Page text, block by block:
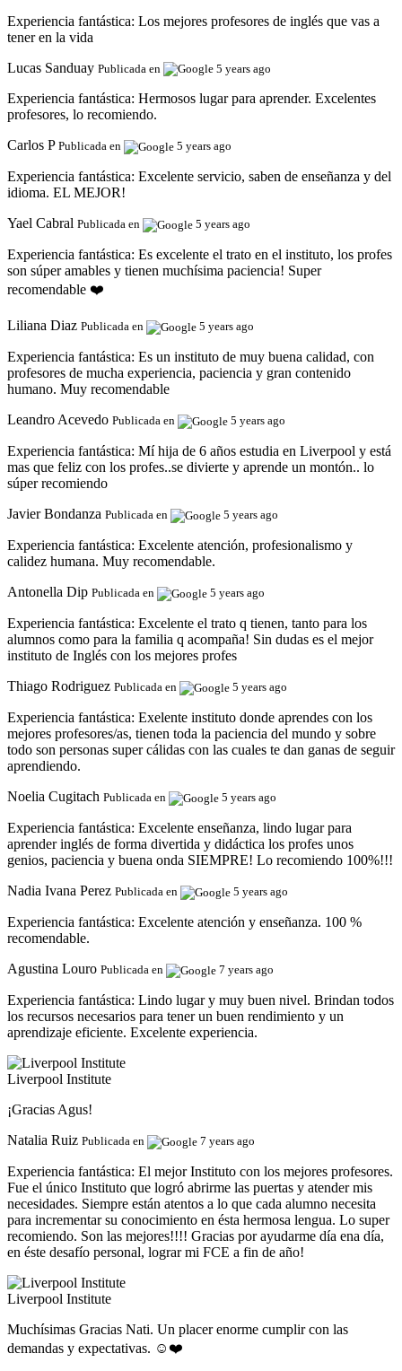
Experiencia fantástica: Los mejores profesores de inglés que vas a
tener en la vida
Lucas Sanduay Publicada en 5 years ago
Experiencia fantástica: Hermosos lugar para aprender. Excelentes
profesores, lo recomiendo.
Carlos P Publicada en 5 years ago
Experiencia fantástica: Excelente servicio, saben de enseñanza y del
idioma. EL MEJOR!
Yael Cabral Publicada en 5 years ago
Experiencia fantástica: Es excelente el trato en el instituto, los profes
son súper amables y tienen muchísima paciencia! Super
recomendable ❤️
Liliana Diaz Publicada en 5 years ago
Experiencia fantástica: Es un instituto de muy buena calidad, con
profesores de mucha experiencia, paciencia y gran contenido
humano. Muy recomendable
Leandro Acevedo Publicada en 5 years ago
Experiencia fantástica: Mí hija de 6 años estudia en Liverpool y está
mas que feliz con los profes..se divierte y aprende un montón.. lo
súper recomiendo
Javier Bondanza Publicada en 5 years ago
Experiencia fantástica: Excelente atención, profesionalismo y
calidez humana. Muy recomendable.
Antonella Dip Publicada en 5 years ago
Experiencia fantástica: Excelente el trato q tienen, tanto para los
alumnos como para la familia q acompaña! Sin dudas es el mejor
instituto de Inglés con los mejores profes
Thiago Rodriguez Publicada en 5 years ago
Experiencia fantástica: Exelente instituto donde aprendes con los
mejores profesores/as, tienen toda la paciencia del mundo y sobre
todo son personas super cálidas con las cuales te dan ganas de seguir
aprendiendo.
Noelia Cugitach Publicada en 5 years ago
Experiencia fantástica: Excelente enseñanza, lindo lugar para
aprender inglés de forma divertida y didáctica los profes unos
genios, paciencia y buena onda SIEMPRE! Lo recomiendo 100%!!!
Nadia Ivana Perez Publicada en 5 years ago
Experiencia fantástica: Excelente atención y enseñanza. 100 %
recomendable.
Agustina Louro Publicada en 7 years ago
Experiencia fantástica: Lindo lugar y muy buen nivel. Brindan todos
los recursos necesarios para tener un buen rendimiento y un
aprendizaje eficiente. Excelente experiencia.
Liverpool Institute
¡Gracias Agus!
Natalia Ruiz Publicada en 7 years ago
Experiencia fantástica: El mejor Instituto con los mejores profesores.
Fue el único Instituto que logró abrirme las puertas y atender mis
necesidades. Siempre están atentos a lo que cada alumno necesita
para incrementar su conocimiento en ésta hermosa lengua. Lo super
recomiendo. Son las mejores!!!! Gracias por ayudarme día ena día,
en éste desafío personal, lograr mi FCE a fin de año!
Liverpool Institute
Muchísimas Gracias Nati. Un placer enorme cumplir con las
demandas y expectativas. ☺️❤️